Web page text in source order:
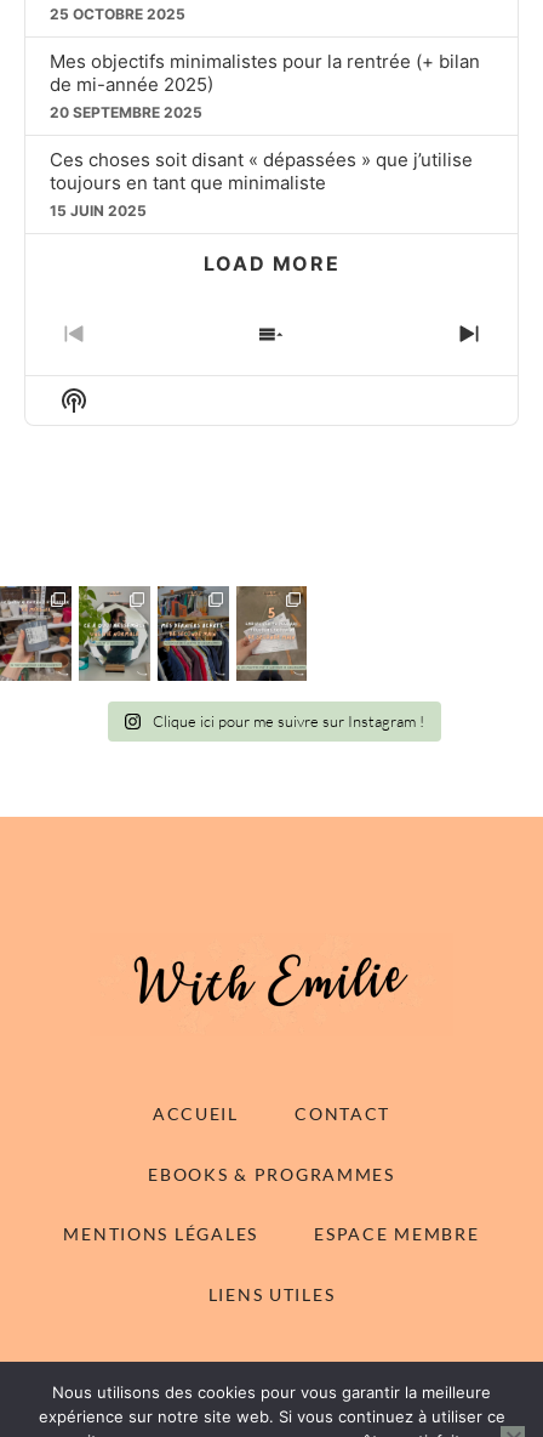
25 OCTOBRE 2025
Mes objectifs minimalistes pour la rentrée (+ bilan
de mi-année 2025)
20 SEPTEMBRE 2025
Ces choses soit disant « dépassées » que j’utilise
toujours en tant que minimaliste
15 JUIN 2025
LOAD MORE
PREVIOUS
EPISODE
SHOW
EPISODES
NEXT
Show
Podcast
Clique ici pour me suivre sur Instagram !
ACCUEIL CONTACT
EBOOKS & PROGRAMMES
MENTIONS LÉGALES ESPACE MEMBRE
LIENS UTILES
© 2014-2026 With Emilie - Tous droits réservés
Nous utilisons des cookies pour vous garantir la meilleure
expérience sur notre site web. Si vous continuez à utiliser ce